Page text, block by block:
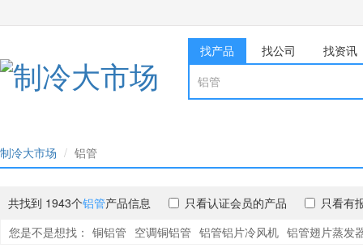
找产品 找公司 找资讯
制冷大市场 铝管
共找到 1943个铝管产品信息 只看认证会员的产品
只看有
您是不是想找： 铜铝管 空调铜铝管 铝管铝片冷风机 铝管翅片蒸发